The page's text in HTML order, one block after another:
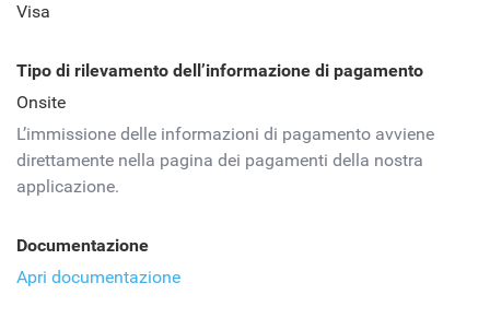
Visa
Tipo di rilevamento dell’informazione di pagamento
Onsite
L’immissione delle informazioni di pagamento avviene
direttamente nella pagina dei pagamenti della nostra
applicazione.
Documentazione
Apri documentazione